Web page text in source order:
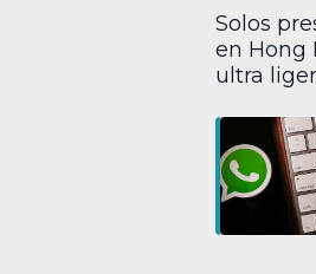
Solos
en Hong
ultra